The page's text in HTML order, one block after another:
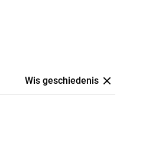
Wis geschiedenis